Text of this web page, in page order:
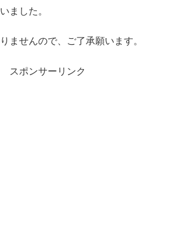
ました。
ませんので、ご了承願います。
スポンサーリンク